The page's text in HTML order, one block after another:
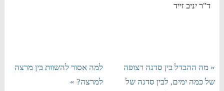
ד"ר יניב זייד
« מה ההבדל בין סדנה רצופה
של כמה ימים, לבין סדנה של
למה אסור להשוות בין מרצה
למרצה? »